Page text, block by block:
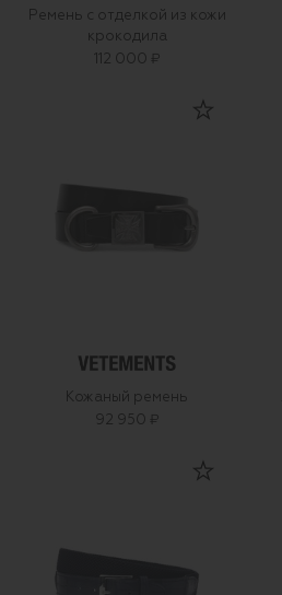
Ремень с отделкой из кожи
крокодила
112 000 ₽
Кожаный ремень
92 950 ₽